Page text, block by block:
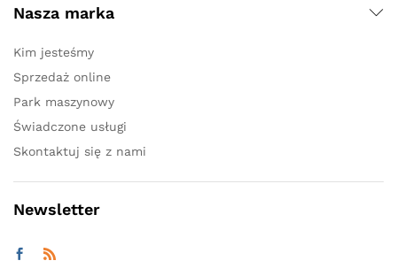
Nasza marka
Kim jesteśmy
Sprzedaż online
Park maszynowy
Świadczone usługi
Skontaktuj się z nami
Newsletter